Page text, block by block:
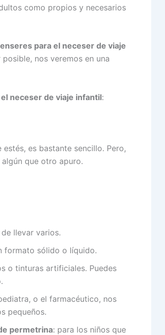
como propios y necesarios
para el neceser de viaje
nos veremos en una
neceser de viaje infantil:
es bastante sencillo. Pero,
que otro apuro.
llevar varios.
formato sólido o líquido.
o tinturas artificiales. Puedes
o el farmacéutico, nos
pequeños.
permetrina: para los niños que